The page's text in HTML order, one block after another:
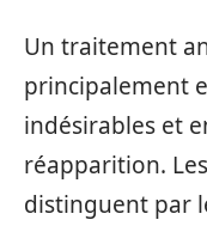
Un traitement
principalement
indésirables et
réapparition.
distinguent par